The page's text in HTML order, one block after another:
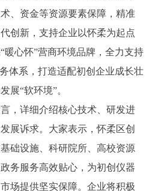
、资金等资源要素保障，精准
创新，支持企业以怀柔为起点
暖心怀”营商环境品牌，全力支持
体系，打造适配初创企业成长壮
展“软环境”。
详细介绍核心技术、研发进
展诉求。大家表示，怀柔区创
础设施、科研院所、高校资源
务服务高效贴心，为初创仪器
场提供坚实保障。企业将积极